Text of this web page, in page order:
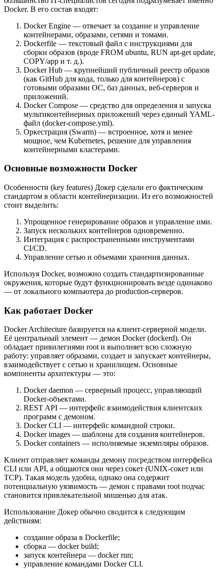
Docker. В его состав входят:
Docker Engine — отвечает за создание и управление
контейнерами, образами, сетями и томами.
Dockerfile — текстовый файл с инструкциями для
сборки образов (вроде FROM ubuntu, RUN apt-get update,
COPY/app и т. д.).
Docker Hub — крупнейший публичный реестр образов
(как GitHub для кода, только для контейнеров) с
готовыми образами ОС, баз данных, веб-серверов и
приложений.
Docker Compose — средство для определения и запуска
мультиконтейнерных приложений через единый YAML-
файл (docker-compose.yml).
Оркестрация (Swarm) — встроенное, хотя и менее
мощное, чем Kubernetes, решение для управления
контейнерными кластерами.
Основные возможности Docker
Особенности (key features) Докер сделали его фактическим
стандартом в области контейнеризации. Из его возможностей
стоит выделить:
Упрощенное генерирование образов и управление ими.
Запуск нескольких контейнеров одновременно.
Интеграция с распространенными инструментами
CI/CD.
Управление сетью и объемами хранения данных.
Используя Docker, возможно создать стандартизированные
окружения, которые будут функционировать везде одинаково
— от локального компьютера до production-серверов.
Как работает Docker
Docker Architecture базируется на клиент-серверной модели.
Её центральный элемент — демон Docker (dockerd). Он
обладает привилегиями root и выполняет всю сложную
работу: управляет образами, создает и запускает контейнеры,
взаимодействует с сетью и хранилищем. Основные
компоненты архитектуры — это:
Docker daemon — серверный процесс, управляющий
Docker-объектами.
REST API — интерфейс взаимодействия клиентских
программ с демоном.
Docker CLI — интерфейс командной строки.
Docker images — шаблоны для создания контейнеров.
Docker containers — исполняемые экземпляры образов.
Клиент отправляет команды демону посредством интерфейса
CLI или API, а общаются они через сокет (UNIX-сокет или
TCP). Такая модель удобна, однако она содержит
потенциальную уязвимость — демон с правами root подчас
становится привлекательной мишенью для атак.
Использование Докер обычно сводится к следующим
действиям:
создание образа в Dockerfile;
сборка — docker build;
запуск контейнера — docker run;
управление командами Docker CLI.